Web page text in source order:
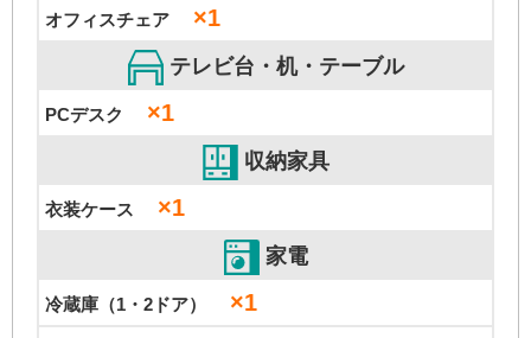
オフィスチェア ×1
テレビ台・机・テーブル
PCデスク ×1
収納家具
衣装ケース ×1
家電
冷蔵庫（1・2ドア） ×1